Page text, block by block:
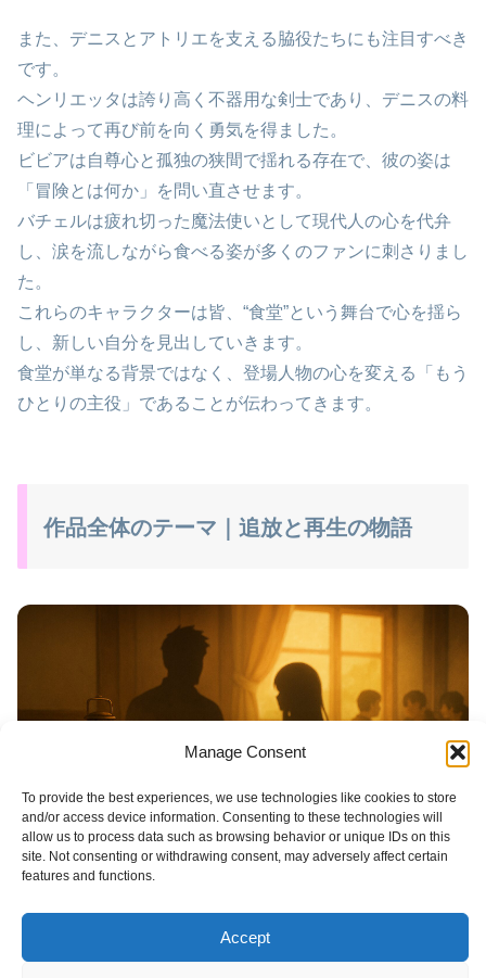
Manage Consent
To provide the best experiences, we use technologies like cookies to store
and/or access device information. Consenting to these technologies will
allow us to process data such as browsing behavior or unique IDs on this
site. Not consenting or withdrawing consent, may adversely affect certain
features and functions.
Accept
また、デニスとアトリエを支える脇役たちにも注目すべき
です。
ヘンリエッタは誇り高く不器用な剣士であり、デニスの料
理によって再び前を向く勇気を得ました。
ビビアは自尊心と孤独の狭間で揺れる存在で、彼の姿は
「冒険とは何か」を問い直させます。
バチェルは疲れ切った魔法使いとして現代人の心を代弁
し、涙を流しながら食べる姿が多くのファンに刺さりまし
た。
これらのキャラクターは皆、“食堂”という舞台で心を揺ら
し、新しい自分を見出していきます。
食堂が単なる背景ではなく、登場人物の心を変える「もう
ひとりの主役」であることが伝わってきます。
作品全体のテーマ｜追放と再生の物語
『追放者食堂へようこそ！』第1話から第7話を通じて見